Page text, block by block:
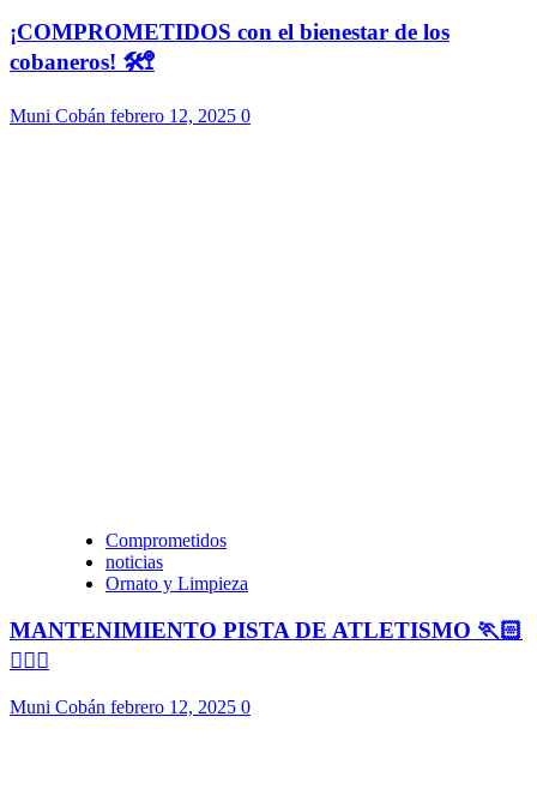
¡COMPROMETIDOS con el bienestar de los
cobaneros! 🛠️🚏
Muni Cobán febrero 12, 2025 0
Comprometidos
noticias
Ornato y Limpieza
MANTENIMIENTO PISTA DE ATLETISMO 🏃🏻
🏃🏻‍♀️
Muni Cobán febrero 12, 2025 0